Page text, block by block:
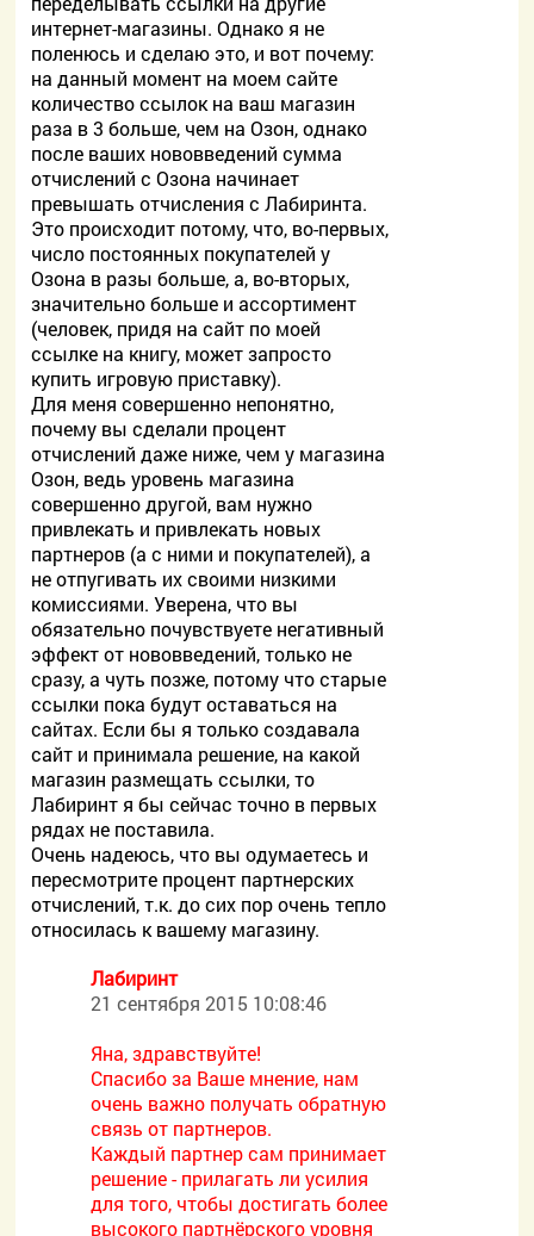
интернет-магазины. Однако я не
поленюсь и сделаю это, и вот почему:
на данный момент на моем сайте
количество ссылок на ваш магазин
раза в 3 больше, чем на Озон, однако
после ваших нововведений сумма
отчислений с Озона начинает
превышать отчисления с Лабиринта.
Это происходит потому, что, во-первых,
число постоянных покупателей у
Озона в разы больше, а, во-вторых,
значительно больше и ассортимент
(человек, придя на сайт по моей
ссылке на книгу, может запросто
купить игровую приставку).
Для меня совершенно непонятно,
почему вы сделали процент
отчислений даже ниже, чем у магазина
Озон, ведь уровень магазина
совершенно другой, вам нужно
привлекать и привлекать новых
партнеров (а с ними и покупателей), а
не отпугивать их своими низкими
комиссиями. Уверена, что вы
обязательно почувствуете негативный
эффект от нововведений, только не
сразу, а чуть позже, потому что старые
ссылки пока будут оставаться на
сайтах. Если бы я только создавала
сайт и принимала решение, на какой
магазин размещать ссылки, то
Лабиринт я бы сейчас точно в первых
рядах не поставила.
Очень надеюсь, что вы одумаетесь и
пересмотрите процент партнерских
отчислений, т.к. до сих пор очень тепло
относилась к вашему магазину.
Лабиринт
21 сентября 2015 10:08:46
Яна, здравствуйте!
Спасибо за Ваше мнение, нам
очень важно получать обратную
связь от партнеров.
Каждый партнер сам принимает
решение - прилагать ли усилия
для того, чтобы достигать более
высокого партнёрского уровня